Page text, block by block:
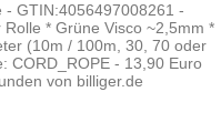
- GTIN:4056497008261 -
* Grüne Visco ~2,5mm *
(10m / 100m, 30, 70 oder
CORD_ROPE - 13,90 Euro
von billiger.de